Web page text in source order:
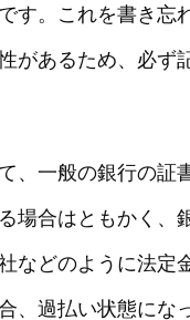
す。これを書き忘
があるため、必ず
、一般の銀行の証
場合はともかく、
などのように法定
、過払い状態にな